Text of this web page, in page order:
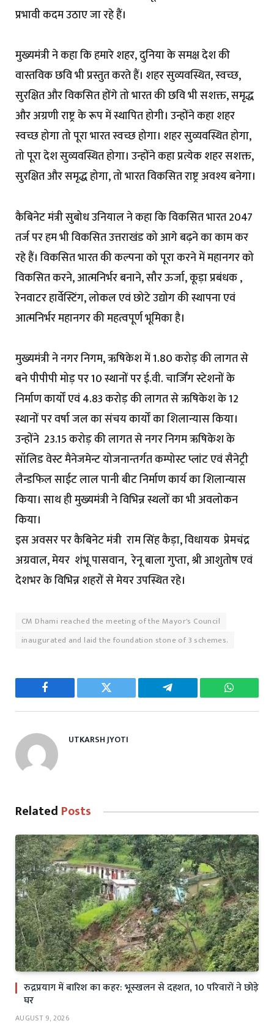
प्रभावी कदम उठाए जा रहे हैं।
मुख्यमंत्री ने कहा कि हमारे शहर, दुनिया के समक्ष देश की
वास्तविक छवि भी प्रस्तुत करते हैं। शहर सुव्यवस्थित, स्वच्छ,
सुरक्षित और विकसित होंगे तो भारत की छवि भी सशक्त, समृद्ध
और अग्रणी राष्ट्र के रूप में स्थापित होगी। उन्होंने कहा शहर
स्वच्छ होगा तो पूरा भारत स्वच्छ होगा। शहर सुव्यवस्थित होगा,
तो पूरा देश सुव्यवस्थित होगा। उन्होंने कहा प्रत्येक शहर सशक्त,
सुरक्षित और समृद्ध होगा, तो भारत विकसित राष्ट्र अवश्य बनेगा।
कैबिनेट मंत्री सुबोध उनियाल ने कहा कि विकसित भारत 2047
तर्ज पर हम भी विकसित उत्तराखंड को आगे बढ़ने का काम कर
रहे हैं। विकसित भारत की कल्पना को पूरा करने में महानगर को
विकसित करने, आत्मनिर्भर बनाने, सौर ऊर्जा, कूड़ा प्रबंधक ,
रेनवाटर हार्वेस्टिंग, लोकल एवं छोटे उद्योग की स्थापना एवं
आत्मनिर्भर महानगर की महत्वपूर्ण भूमिका है।
मुख्यमंत्री ने नगर निगम, ऋषिकेश में ₹1.80 करोड़ की लागत से
बने पीपीपी मोड़ पर 10 स्थानों पर ई.वी. चार्जिंग स्टेशनों के
निर्माण कार्यों एवं 4.83 करोड़ की लागत से ऋषिकेश के 12
स्थानों पर वर्षा जल का संचय कार्यों का शिलान्यास किया।
उन्होंने ₹ 23.15 करोड़ की लागत से नगर निगम ऋषिकेश के
सॉलिड वेस्ट मैनेजमेन्ट योजनान्तर्गत कम्पोस्ट प्लांट एवं सैनेट्री
लैन्डफिल साईट लाल पानी बीट निर्माण कार्य का शिलान्यास
किया। साथ ही मुख्यमंत्री ने विभिन्न स्थलों का भी अवलोकन
किया।
इस अवसर पर कैबिनेट मंत्री राम सिंह कैड़ा, विधायक प्रेमचंद्र
अग्रवाल, मेयर शंभू पासवान, रेनू बाला गुप्ता, श्री आशुतोष एवं
देशभर के विभिन्न शहरों से मेयर उपस्थित रहे।
CM Dhami reached the meeting of the Mayor's Council
inaugurated and laid the foundation stone of 3 schemes.
Facebook Twitter Telegram
UTKARSH JYOTI
Related Posts
रुद्रप्रयाग में बारिश का कहर: भूस्खलन से दहशत, 10 परिवारों ने छोड़े
घर
AUGUST 9, 2026